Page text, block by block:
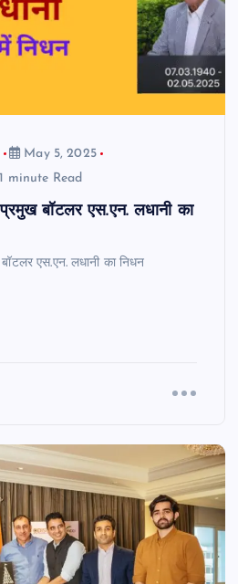
May 5, 2025
1 minute Read
बॉटलर एस.एन. लधानी का
एस.एन. लधानी का निधन